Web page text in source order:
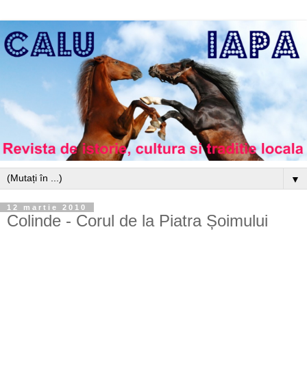
▼
12 martie 2010
Colinde - Corul de la Piatra Șoimului